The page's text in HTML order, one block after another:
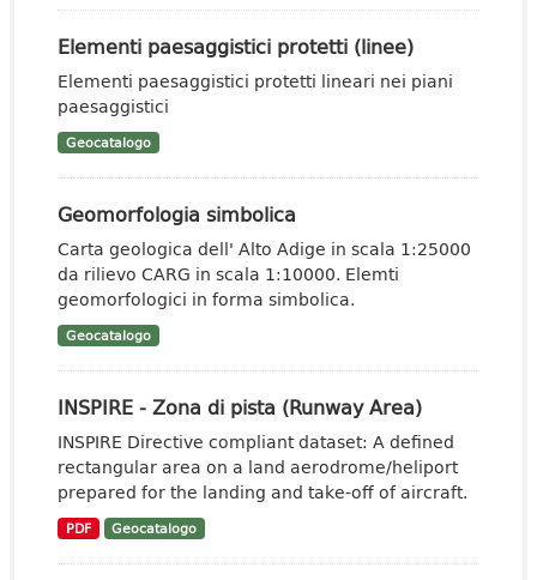
Elementi paesaggistici protetti (linee)
Elementi paesaggistici protetti lineari nei piani
paesaggistici
Geocatalogo
Geomorfologia simbolica
Carta geologica dell' Alto Adige in scala 1:25000
da rilievo CARG in scala 1:10000. Elemti
geomorfologici in forma simbolica.
Geocatalogo
INSPIRE - Zona di pista (Runway Area)
INSPIRE Directive compliant dataset: A defined
rectangular area on a land aerodrome/heliport
prepared for the landing and take-off of aircraft.
PDF Geocatalogo